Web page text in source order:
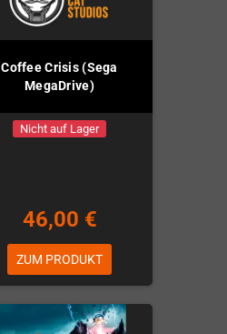
Coffee Crisis (Sega
MegaDrive)
Nicht auf Lager
46,00 €
ZUM PRODUKT